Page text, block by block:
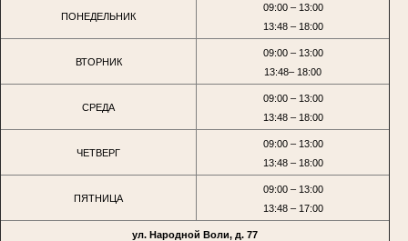
ПОНЕДЕЛЬНИК
09:00 – 13:00
13:48 – 18:00
ВТОРНИК
09:00 – 13:00
13:48– 18:00
СРЕДА
09:00 – 13:00
13:48 – 18:00
ЧЕТВЕРГ
09:00 – 13:00
13:48 – 18:00
ПЯТНИЦА
09:00 – 13:00
13:48 – 17:00
ул. Народной Воли, д. 77